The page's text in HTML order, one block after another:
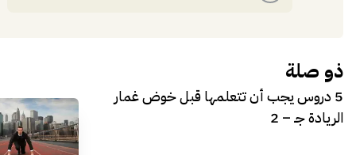
ذو صلة
5 دروس يجب أن تتعلمها قبل خوض غمار
الريادة جـ – 2